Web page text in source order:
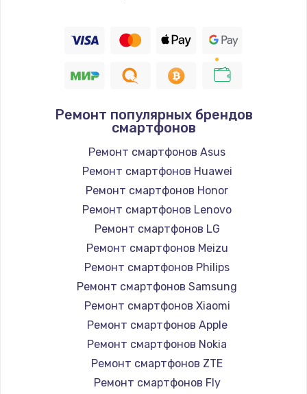
Ремонт популярных брендов
смартфонов
Ремонт смартфонов Asus
Ремонт смартфонов Huawei
Ремонт смартфонов Honor
Ремонт смартфонов Lenovo
Ремонт смартфонов LG
Ремонт смартфонов Meizu
Ремонт смартфонов Philips
Ремонт смартфонов Samsung
Ремонт смартфонов Xiaomi
Ремонт смартфонов Apple
Ремонт смартфонов Nokia
Ремонт смартфонов ZTE
Ремонт смартфонов Fly